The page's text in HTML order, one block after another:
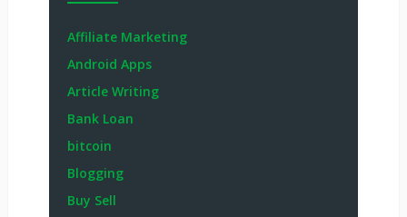
Affiliate Marketing
Android Apps
Article Writing
Bank Loan
bitcoin
Blogging
Buy Sell